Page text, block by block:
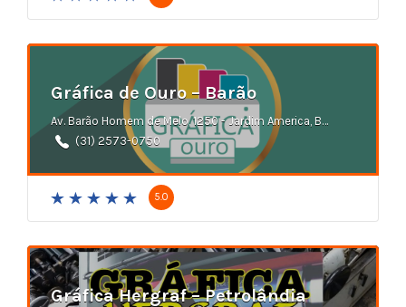
Gráfica de Ouro – Barão
Av. Barão Homem de Melo, 1250 - Jardim America, Belo Horizonte
(31) 2573-0750
5.0
Gráfica Hergraf – Petrolândia